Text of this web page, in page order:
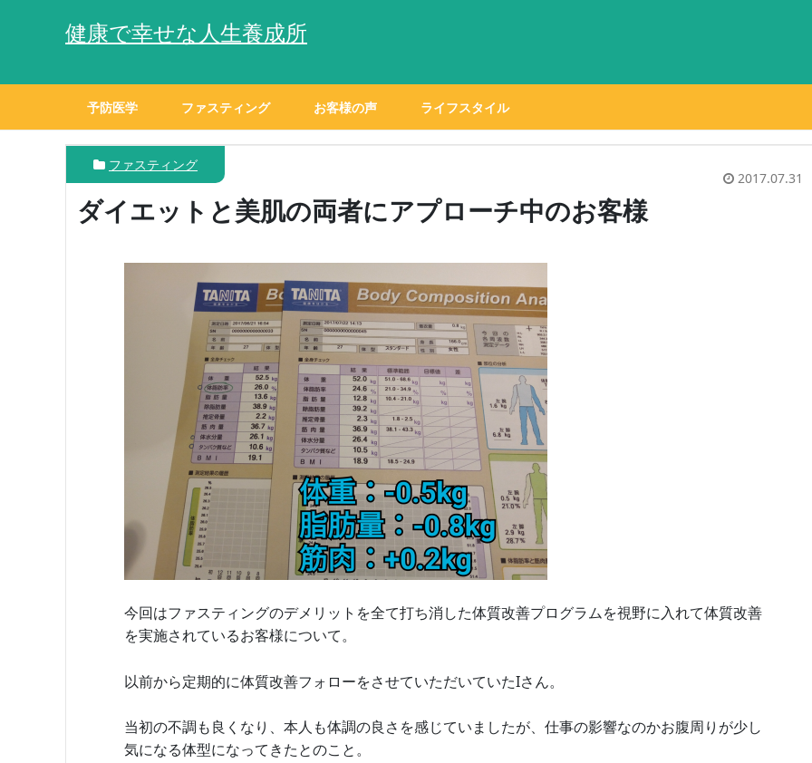
健康で幸せな人生養成所
予防医学 ファスティング お客様の声 ライフスタイル
2017.07.31
ファスティング
ダイエットと美肌の両者にアプローチ中のお客様
今回はファスティングのデメリットを全て打ち消した体質改善プログラムを視野に入れて体質改善
を実施されているお客様について。
以前から定期的に体質改善フォローをさせていただいていたIさん。
当初の不調も良くなり、本人も体調の良さを感じていましたが、仕事の影響なのかお腹周りが少し
気になる体型になってきたとのこと。